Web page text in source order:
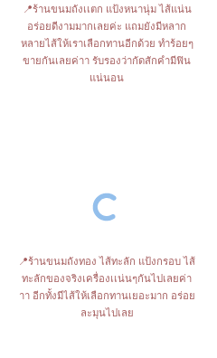
📍ร้านขนมถังเเตก แป้งหนานุ่ม ไส้แน่น
อร่อยดีงามมากเลยค่ะ แถมยังมีหลาก
หลายไส้ให้เราเลือกทานอีกด้วย ทำร้อยๆ
ขายกันเลยค่าา รับรองว่ากัดสักคำมีฟิน
แน่นอน
📍ร้านขนมถังทอง ไส้ทะลัก แป้งกรอบ ไส้
ทะลักของจริงเครื่องเเน่นๆกันไปเลยค่า
าา อีกทั้งมีไส้ให้เลือกทานเยอะมาก อร่อย
ละมุนไปเลย